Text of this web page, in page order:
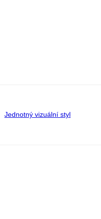
Jednotný vizuální styl